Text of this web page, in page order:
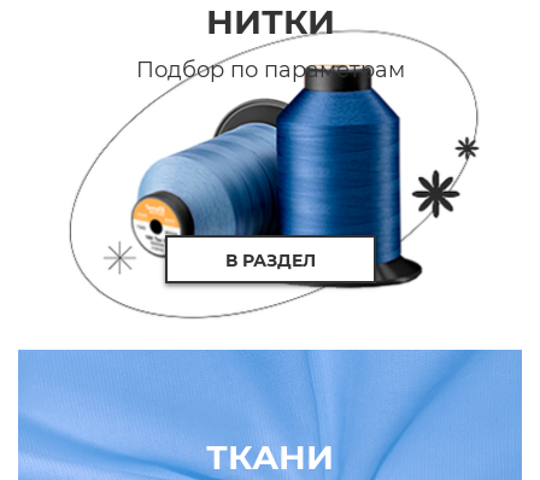
НИТКИ
Подбор по параметрам
В РАЗДЕЛ
ТКАНИ